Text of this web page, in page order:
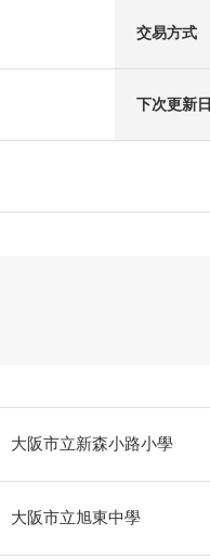
交易方式
下次更新日
大阪市立新森小路小學
大阪市立旭東中學